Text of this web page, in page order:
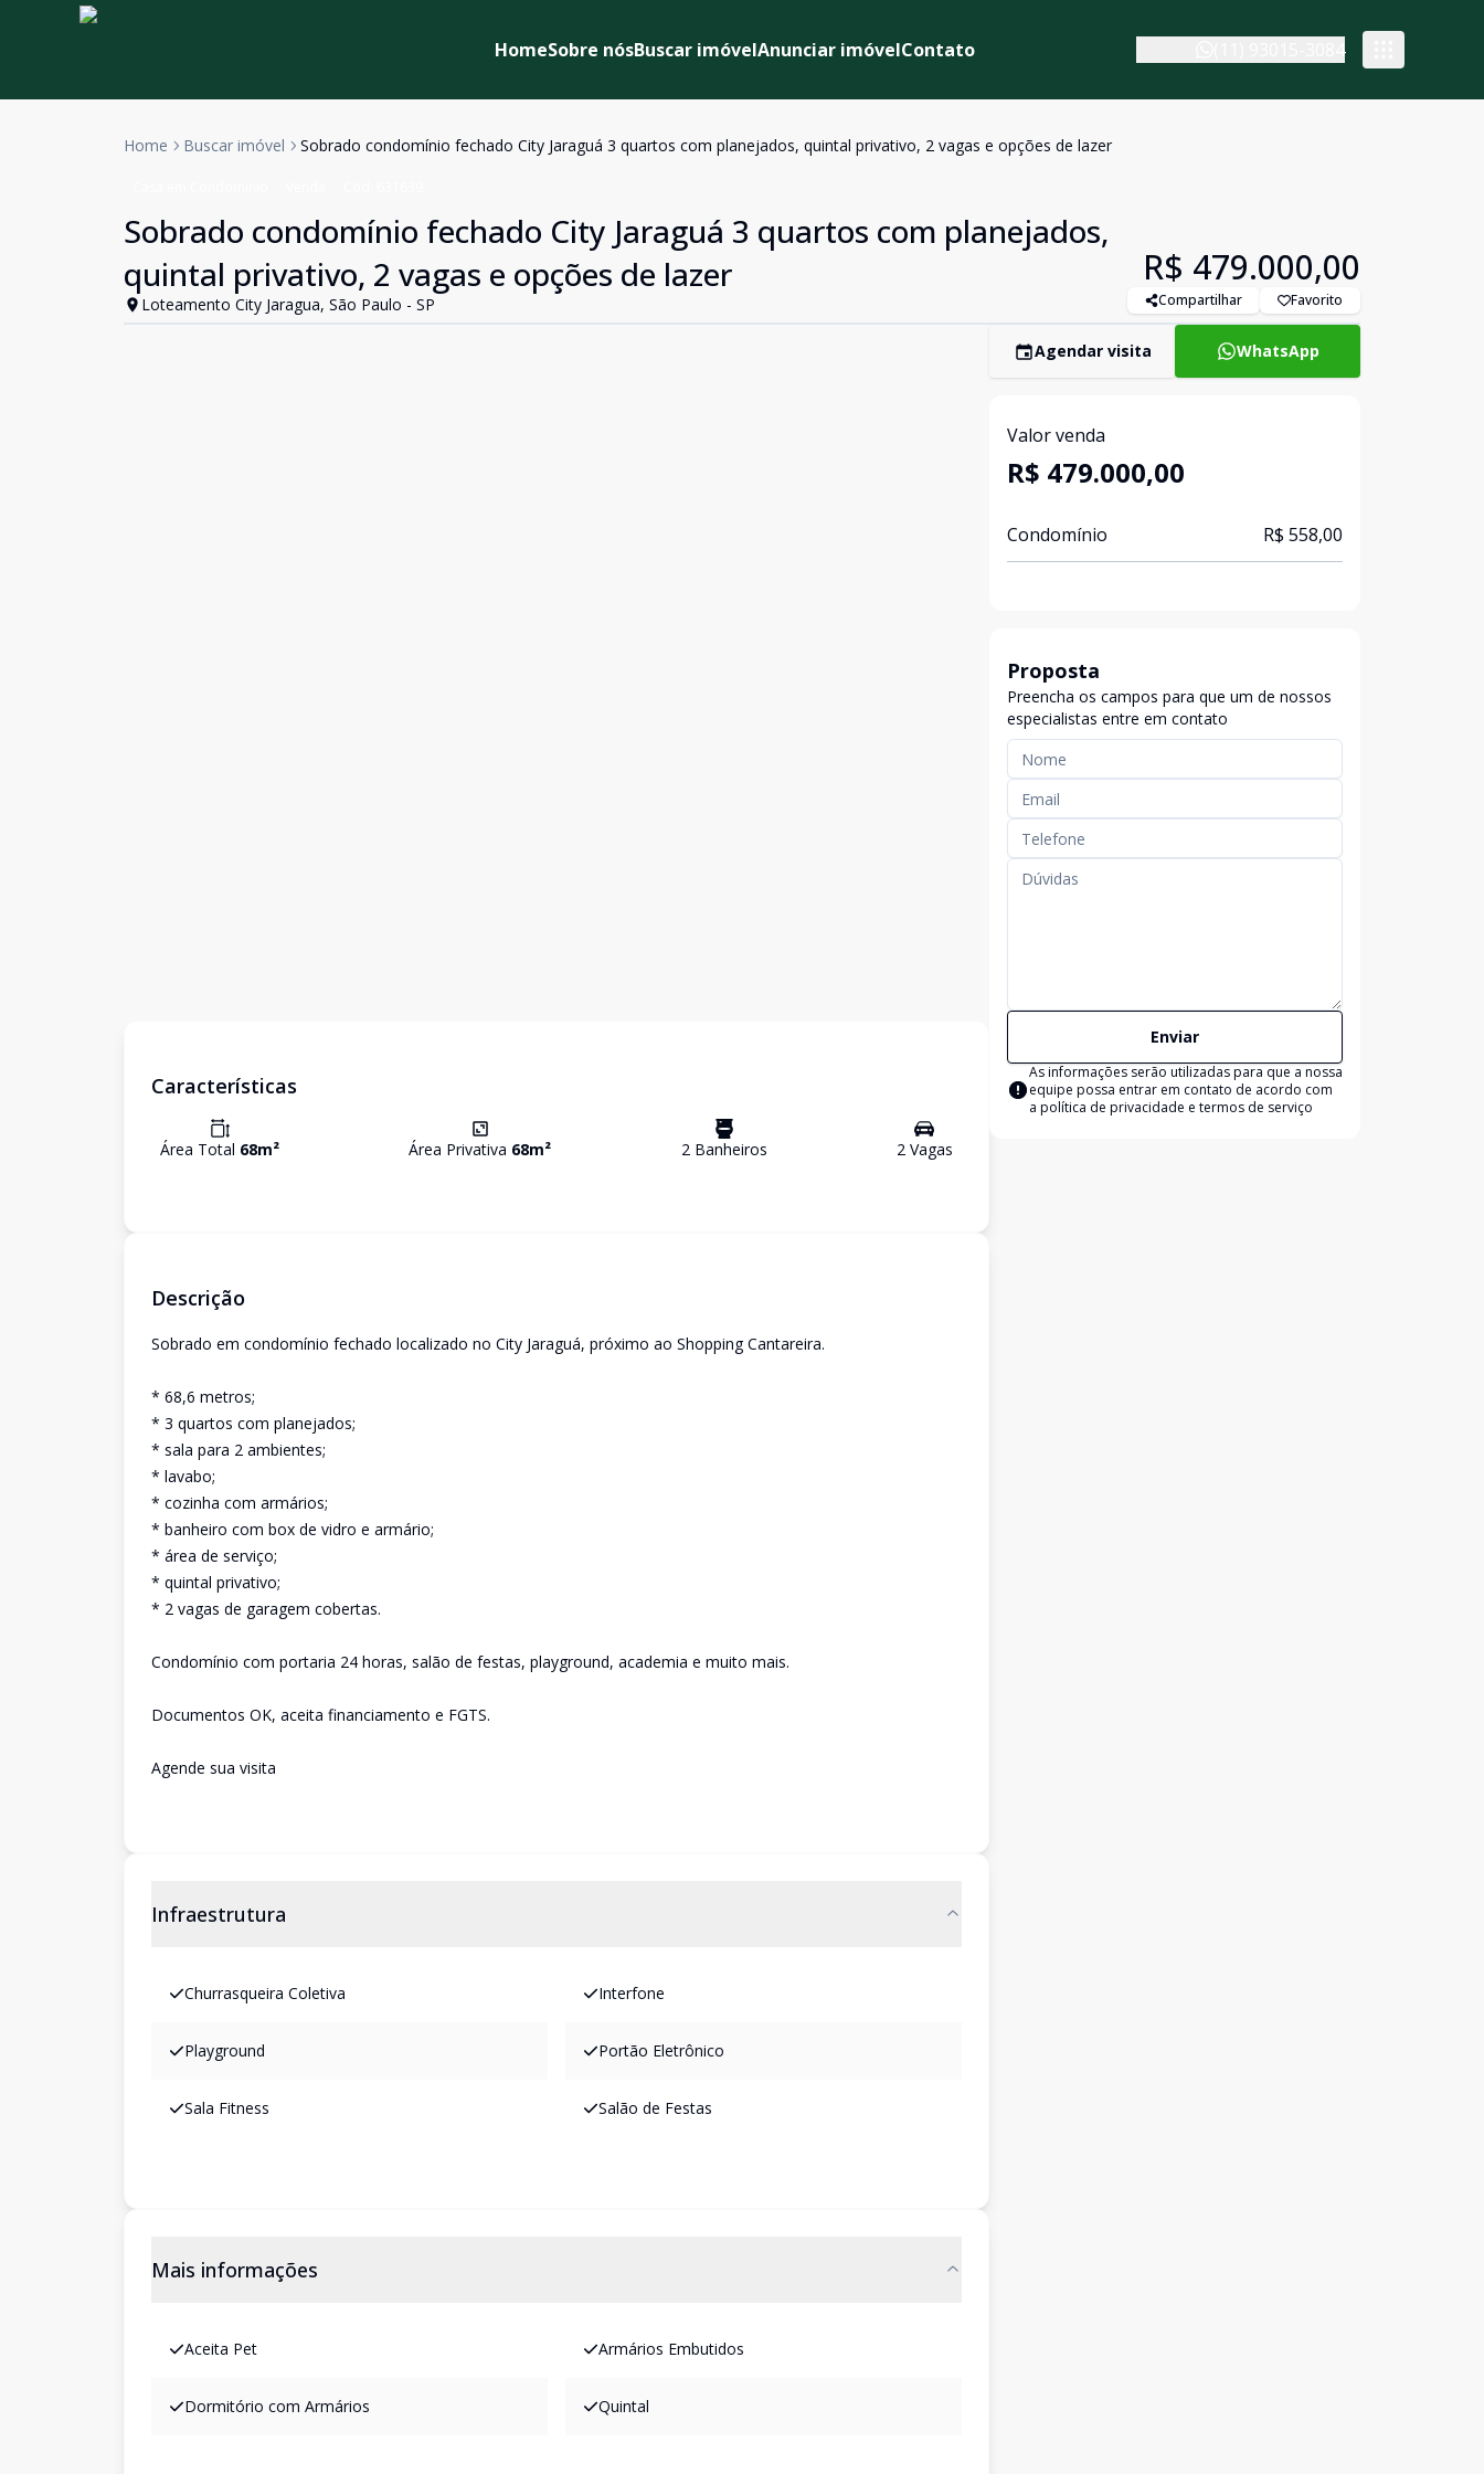
HomeSobre nósBuscar imóvelAnunciar imóvelContato
Home Buscar imóvel Sobrado condomínio fechado City Jaraguá 3 quartos com planejados, quintal privativo, 2 vagas e opções de lazer
Sobrado condomínio fechado City Jaraguá 3 quartos com planejados,
quintal privativo, 2 vagas e opções de lazer
Loteamento City Jaragua, São Paulo - SP
R$ 479.000,00
Compartilhar Favorito
Características
Área Total 68m² Área Privativa 68m² 2Banheiros 2Vagas
Descrição
Sobrado em condomínio fechado localizado no City Jaraguá, próximo ao Shopping Cantareira.
* 68,6 metros;
* 3 quartos com planejados;
* sala para 2 ambientes;
* lavabo;
* cozinha com armários;
* banheiro com box de vidro e armário;
* área de serviço;
* quintal privativo;
* 2 vagas de garagem cobertas.
Condomínio com portaria 24 horas, salão de festas, playground, academia e muito mais.
Documentos OK, aceita financiamento e FGTS.
Agende sua visita
Infraestrutura
Churrasqueira Coletiva Interfone
Playground Portão Eletrônico
Sala Fitness Salão de Festas
Mais informações
Aceita Pet Armários Embutidos
Dormitório com Armários Quintal
Agendar visita WhatsApp
Valor venda
R$ 479.000,00
Condomínio R$ 558,00
Proposta
Preencha os campos para que um de nossos
especialistas entre em contato
Enviar
As informações serão utilizadas para que a nossa
equipe possa entrar em contato de acordo com
a política de privacidade e termos de serviço